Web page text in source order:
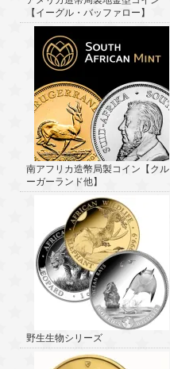
【イーグル・バッファロー】
南アフリカ造幣局製コイン【クル
ーガーランド他】
野生生物シリーズ